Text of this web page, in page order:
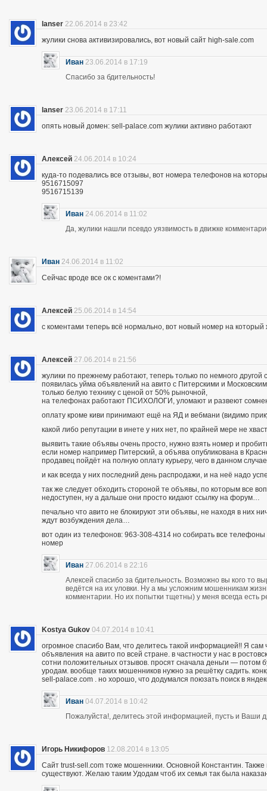
lanser 22.06.2014 в 23:42
жулики снова активизировались, вот новый сайт high-sale.com
Иван 23.06.2014 в 17:19
Спасибо за бдительность!
lanser 23.06.2014 в 17:11
опять новый домен: sell-palace.com жулики активно работают
Алексей 24.06.2014 в 10:24
куда-то подевались все отзывы, вот номера телефонов на
9516715097
9516715139
Иван 24.06.2014 в 11:02
Да, жулики нашли псевдо уязвимость в движке
Иван 24.06.2014 в 11:02
Сейчас вроде все ок с коментами?!
Алексей 25.06.2014 в 14:54
с коментами теперь всё нормально, вот новый номер на
Алексей 27.06.2014 в 21:56
жулики по прежнему работают, теперь только по немного другой
появилась уйма объявлений на авито с Питерскими и
только белую технику с ценой от 50% рыночной,
на телефонах работают ПСИХОЛОГИ, уломают и развеют
оплату кроме киви принимают ещё на ЯД и вебмани (видимо
какой либо репутации в инете у них нет, по крайней мере не
выявить такие объявы очень просто, нужно взять номер и
если номер например Питерский, а объява опубликована в
продавец пойдёт на полную оплату курьеру, чего в данном
и как всегда у них последний день распродажи, и на неё надо
так же следует обходить стороной те объявы, по которым все
недоступен, ну а дальше они просто кидают ссылку на форум…
печально что авито не блокируют эти объявы, не находя в них
ждут возбуждения дела…
вот один из телефонов: 963-308-4314 но собирать все
номер
Иван 27.06.2014 в 22:16
Алексей спасибо за бдительность. Возможно вы кого то
ведётся на их уловки. Ну а мы усложним мошенникам
комментарии. Но их попытки тщетны) у меня всегда есть
Kostya Gukov 04.07.2014 в 10:41
огромное спасибо Вам, что делитесь такой информацией!! Я
объявления на авито по всей стране. в частности у нас в
сотни положительных отзывов. просят сначала деньги — потом
уродам. вообще таких мошенников нужно за решётку садить.
sell-palace.com . но хорошо, что додумался поюзать поиск в
Иван 04.07.2014 в 10:42
Пожалуйста!, делитесь этой информацией, пусть и Ваши
Игорь Никифоров 12.08.2014 в 13:05
Сайт trust-sell.com тоже мошенники. Основной Константин.
существуют. Желаю таким Удодам чтоб их семья так была